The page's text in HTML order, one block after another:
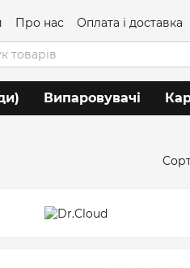
Про нас Оплата і доставка
користувача
Випаровувачі